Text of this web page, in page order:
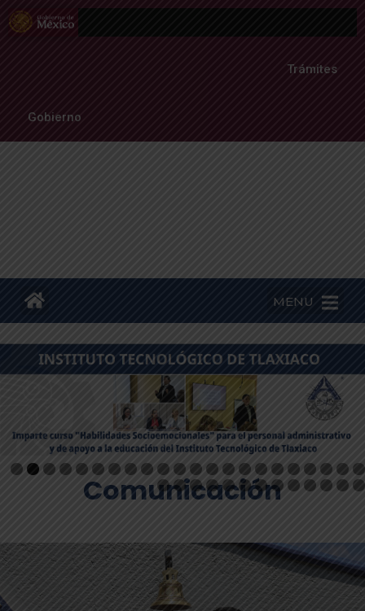
Trámites
Gobierno
MENU
Comunicación